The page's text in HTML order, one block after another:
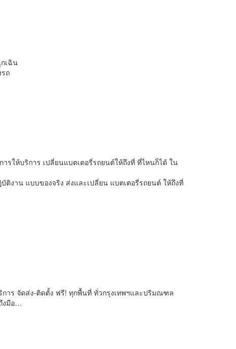
เฉิน
ถ
รให้บริการ เปลี่ยนแบตเตอรี่รถยนต์ให้ถึงที่ ที่ไหนก็ได้ ใน
งาน แบบของจริง ส่งและเปลี่ยน แบตเตอรี่รถยนต์ ให้ถึงที่
าร จัดส่ง-ติดตั้ง ฟรี! ทุกพื้นที่ ทั่วกรุงเทพฯและปริมณฑล
งมือ…